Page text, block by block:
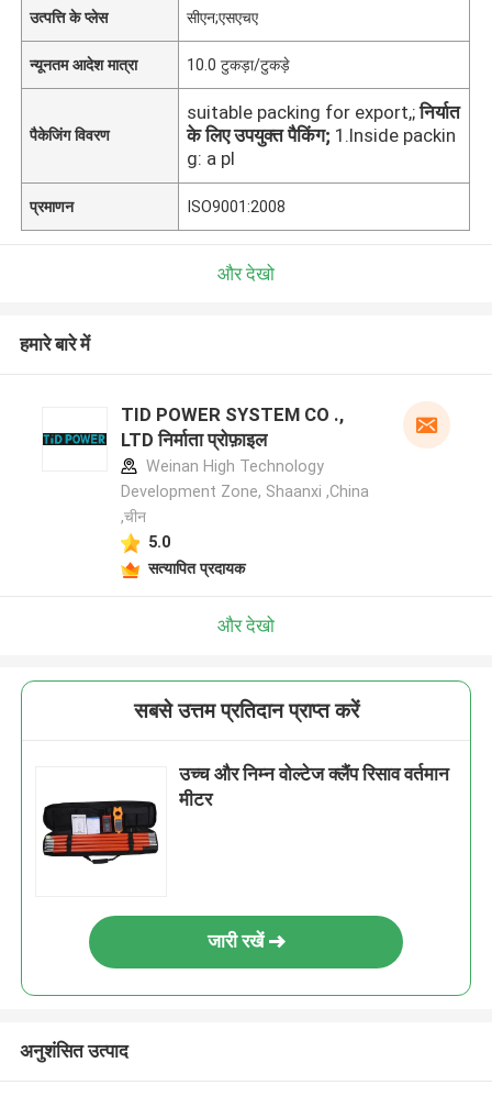
उत्पत्ति के प्लेस सीएन;एसएचए
न्यूनतम आदेश मात्रा 10.0 टुकड़ा/टुकड़े
पैकेजिंग विवरण
suitable packing for export,; निर्यात
के लिए उपयुक्त पैकिंग; 1.Inside packin
g: a pl
प्रमाणन ISO9001:2008
और देखो
हमारे बारे में
TID POWER SYSTEM CO .,
LTD निर्माता प्रोफ़ाइल
Weinan High Technology
Development Zone, Shaanxi ,China
,चीन
5.0
सत्यापित प्रदायक
और देखो
सबसे उत्तम प्रतिदान प्राप्त करें
उच्च और निम्न वोल्टेज क्लैंप रिसाव वर्तमान
मीटर
जारी रखें
अनुशंसित उत्पाद